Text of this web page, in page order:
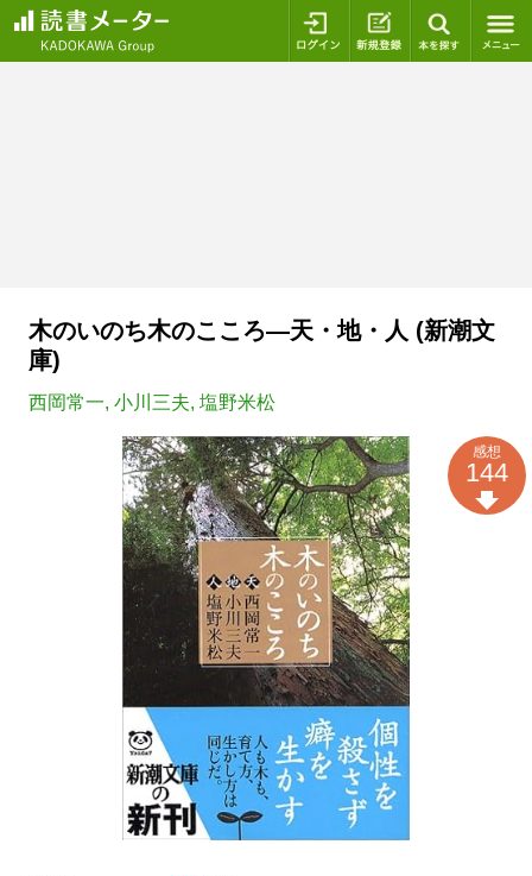
ログイン 新規登録
木のいのち木のこころ―天・地・人 (新潮文
庫)
西岡常一, 小川三夫, 塩野米松
感想
144